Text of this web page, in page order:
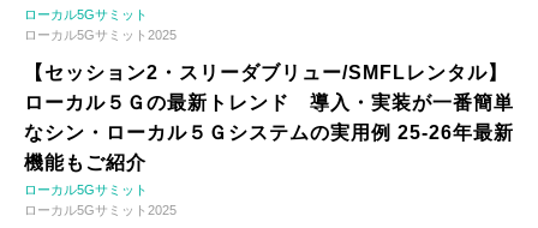
ローカル5Gサミット
ローカル5Gサミット2025
【セッション2・スリーダブリュー/SMFLレンタル】
ローカル５Ｇの最新トレンド 導入・実装が一番簡単
なシン・ローカル５Ｇシステムの実用例 25-26年最新
機能もご紹介
ローカル5Gサミット
ローカル5Gサミット2025